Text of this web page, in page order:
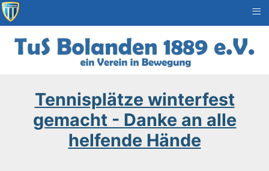
Tennisplätze winterfest
gemacht - Danke an alle
helfende Hände
≡